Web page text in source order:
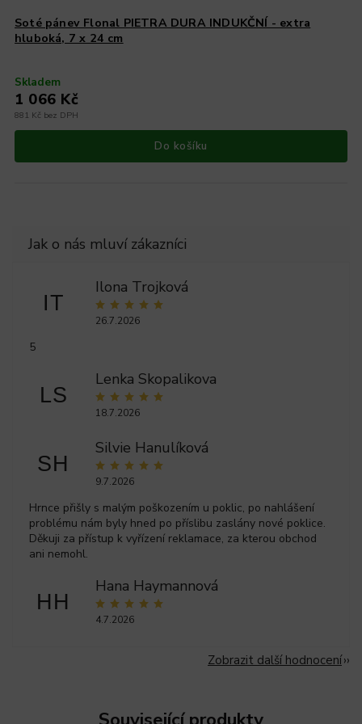
Soté pánev Flonal PIETRA DURA INDUKČNÍ - extra
hluboká, 7 x 24 cm
Skladem
881 Kč bez DPH
1 066 Kč
Do košíku
IT
Ilona Trojková
26.7.2026
5
LS
Lenka Skopalikova
18.7.2026
SH
Silvie Hanulíková
9.7.2026
Hrnce přišly s malým poškozením u poklic, po nahlášení
problému nám byly hned po příslibu zaslány nové poklice.
Děkuji za přístup k vyřízení reklamace, za kterou obchod
ani nemohl.
HH
Hana Haymannová
4.7.2026
Zobrazit další hodnocení